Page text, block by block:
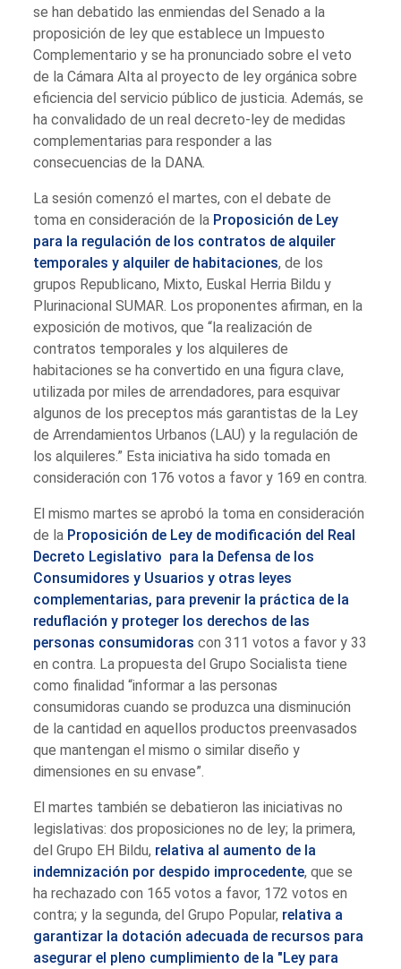
se han debatido las enmiendas del Senado a la
proposición de ley que establece un Impuesto
Complementario y se ha pronunciado sobre el veto
de la Cámara Alta al proyecto de ley orgánica sobre
eficiencia del servicio público de justicia. Además, se
ha convalidado de un real decreto-ley de medidas
complementarias para responder a las
consecuencias de la DANA.
La sesión comenzó el martes, con el debate de
toma en consideración de la Proposición de Ley
para la regulación de los contratos de alquiler
temporales y alquiler de habitaciones, de los
grupos Republicano, Mixto, Euskal Herria Bildu y
Plurinacional SUMAR. Los proponentes afirman, en la
exposición de motivos, que “la realización de
contratos temporales y los alquileres de
habitaciones se ha convertido en una figura clave,
utilizada por miles de arrendadores, para esquivar
algunos de los preceptos más garantistas de la Ley
de Arrendamientos Urbanos (LAU) y la regulación de
los alquileres.” Esta iniciativa ha sido tomada en
consideración con 176 votos a favor y 169 en contra.
El mismo martes se aprobó la toma en consideración
de la Proposición de Ley de modificación del Real
Decreto Legislativo para la Defensa de los
Consumidores y Usuarios y otras leyes
complementarias, para prevenir la práctica de la
reduflación y proteger los derechos de las
personas consumidoras con 311 votos a favor y 33
en contra. La propuesta del Grupo Socialista tiene
como finalidad “informar a las personas
consumidoras cuando se produzca una disminución
de la cantidad en aquellos productos preenvasados
que mantengan el mismo o similar diseño y
dimensiones en su envase”.
El martes también se debatieron las iniciativas no
legislativas: dos proposiciones no de ley; la primera,
del Grupo EH Bildu, relativa al aumento de la
indemnización por despido improcedente, que se
ha rechazado con 165 votos a favor, 172 votos en
contra; y la segunda, del Grupo Popular, relativa a
garantizar la dotación adecuada de recursos para
asegurar el pleno cumplimiento de la "Ley para